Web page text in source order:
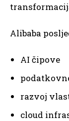
Alibaba
AI čipove
razvoj
cloud